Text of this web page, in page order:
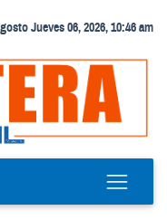
Jueves 06, 2026, 10:46 am